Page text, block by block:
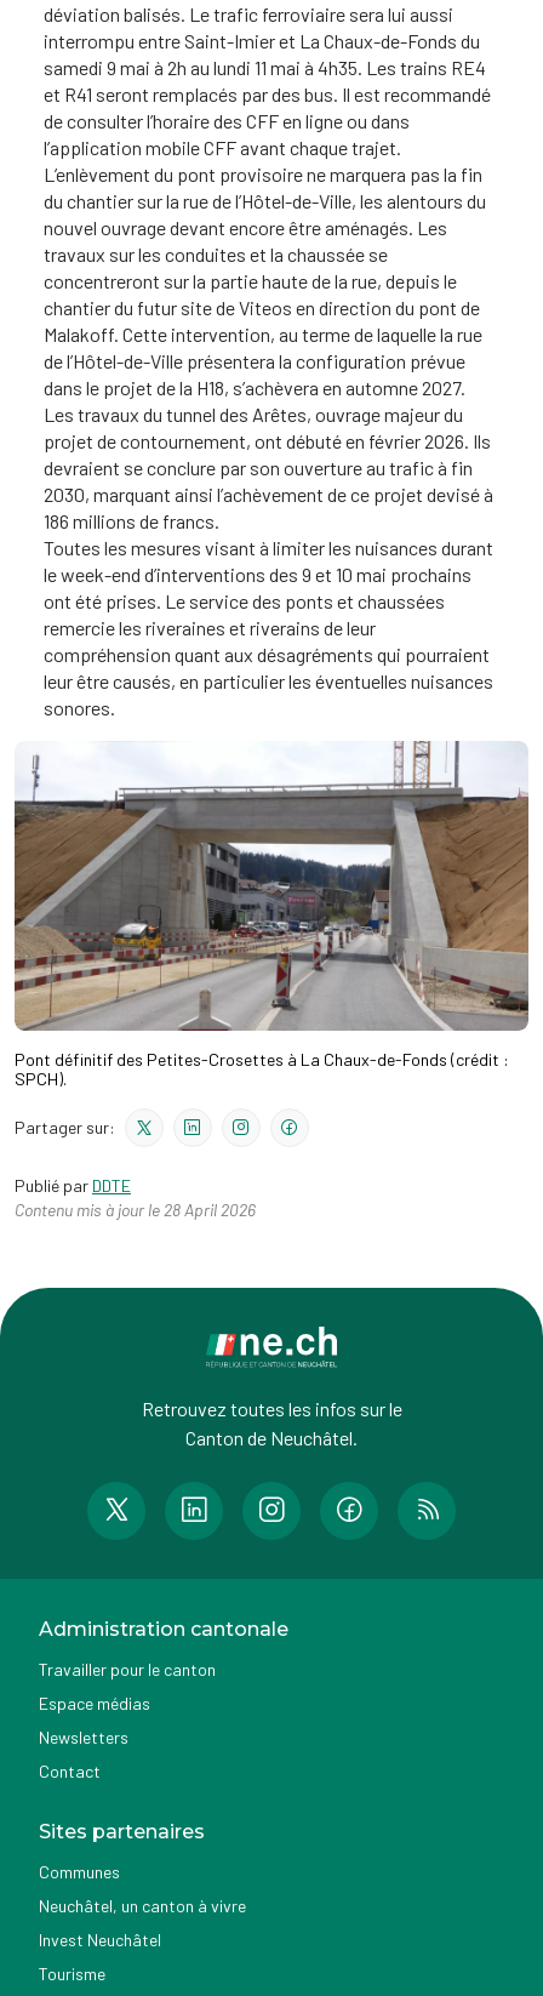
déviation balisés. Le trafic ferroviaire sera lui aussi
interrompu entre Saint-Imier et La Chaux-de-Fonds du
samedi 9 mai à 2h au lundi 11 mai à 4h35. Les trains RE4
et R41 seront remplacés par des bus. Il est recommandé
de consulter l’horaire des CFF en ligne ou dans
l’application mobile CFF avant chaque trajet.
L’enlèvement du pont provisoire ne marquera pas la fin
du chantier sur la rue de l’Hôtel-de-Ville, les alentours du
nouvel ouvrage devant encore être aménagés. Les
travaux sur les conduites et la chaussée se
concentreront sur la partie haute de la rue, depuis le
chantier du futur site de Viteos en direction du pont de
Malakoff. Cette intervention, au terme de laquelle la rue
de l’Hôtel-de-Ville présentera la configuration prévue
dans le projet de la H18, s’achèvera en automne 2027.
Les travaux du tunnel des Arêtes, ouvrage majeur du
projet de contournement, ont débuté en février 2026. Ils
devraient se conclure par son ouverture au trafic à fin
2030, marquant ainsi l’achèvement de ce projet devisé à
186 millions de francs.
Toutes les mesures visant à limiter les nuisances durant
le week-end d’interventions des 9 et 10 mai prochains
ont été prises. Le service des ponts et chaussées
remercie les riveraines et riverains de leur
compréhension quant aux désagréments qui pourraient
leur être causés, en particulier les éventuelles nuisances
sonores.
Pont définitif des Petites-Crosettes à La Chaux-de-Fonds (crédit :
SPCH).
Partager sur:
Publié par DDTE
Contenu mis à jour le 28 April 2026
Retrouvez toutes les infos sur le
Canton de Neuchâtel.
Administration cantonale
Travailler pour le canton
Espace médias
Newsletters
Contact
Sites partenaires
Communes
Neuchâtel, un canton à vivre
Invest Neuchâtel
Tourisme